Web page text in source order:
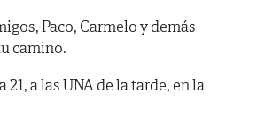
Paco, Carmelo y demás
camino.
21, a las UNA de la tarde, en la